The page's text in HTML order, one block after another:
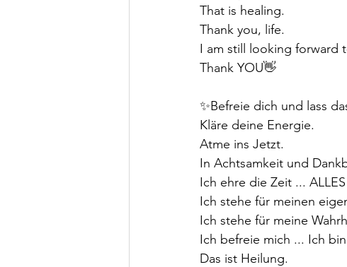
That is healing.
Thank you, life.
I am still looking
Thank YOU👋
✨️Befreie dich und lass
Kläre deine Energie.
Atme ins Jetzt.
In Achtsamkeit und
Ich ehre die Zeit ...
Ich stehe für meinen
Ich stehe für meine
Ich befreie mich ... Ich
Das ist Heilung.